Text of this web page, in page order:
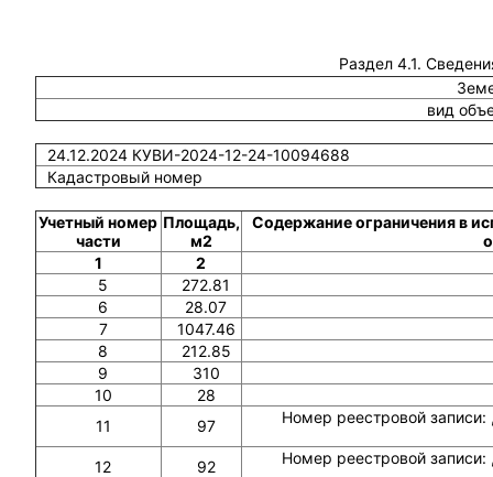
Раздел 4.1.
вид
24.12.2024 КУВИ-2024-12-24-10094688
Кадастровый номер
Учетный номер
части
Площадь,
м2
Содержание ограничения в
1
2
5
272.81
6
28.07
7
1047.46
8
212.85
9
310
10
28
11
97 Номер реестровой
12 92 Номер реестровой